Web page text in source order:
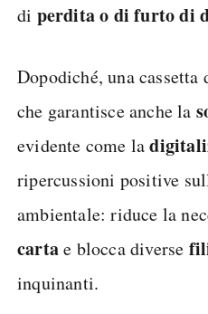
di perdita o di furto di
Dopodiché, una
che garantisce anche la
evidente come la
ripercussioni positive
ambientale: riduce la
cartae blocca diverse
inquinanti.